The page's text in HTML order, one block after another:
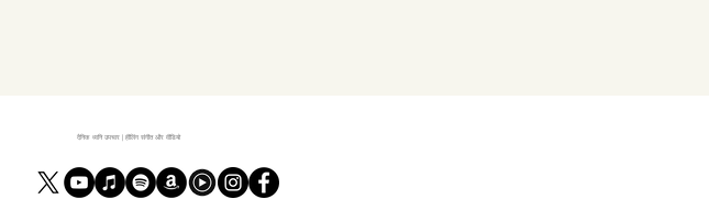
दैनिक ध्वनि उपचार | हीलिंग संगीत और वीडियो